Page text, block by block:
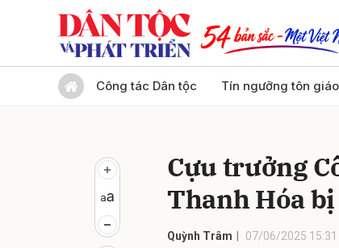
Công tác Dân tộc Tín ngưỡng tôn giáo
Cựu trưởng
Thanh Hóa
Quỳnh Trâm 07/06/2025 15:31